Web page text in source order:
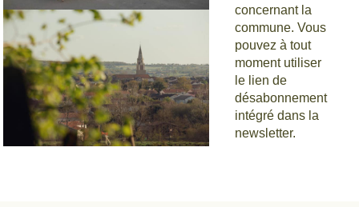
Estivales de
Scie
concernant la
commune. Vous
pouvez à tout
moment utiliser
le lien de
désabonnement
intégré dans la
newsletter.